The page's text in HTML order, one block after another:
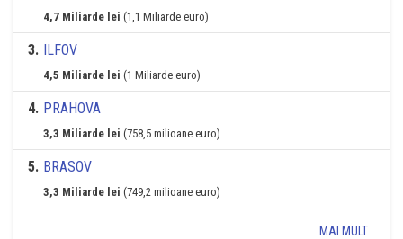
4,7 Miliarde lei (1,1 Miliarde euro)
3. ILFOV
4,5 Miliarde lei (1 Miliarde euro)
4. PRAHOVA
3,3 Miliarde lei (758,5 milioane euro)
5. BRASOV
3,3 Miliarde lei (749,2 milioane euro)
MAI MULT